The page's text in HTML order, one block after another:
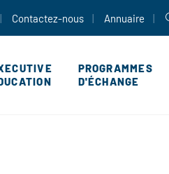
Contactez-nous Annuaire
PROGRAMMES
D'ÉCHANGE
WHATSAPP